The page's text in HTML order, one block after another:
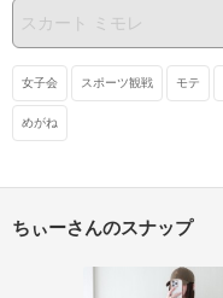
女子会 スポーツ観戦 モテ
めがね
ちぃーさんのスナップ